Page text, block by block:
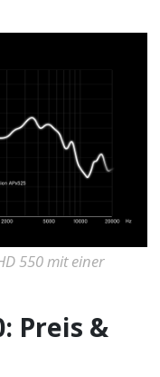
550 mit einer
Preis &